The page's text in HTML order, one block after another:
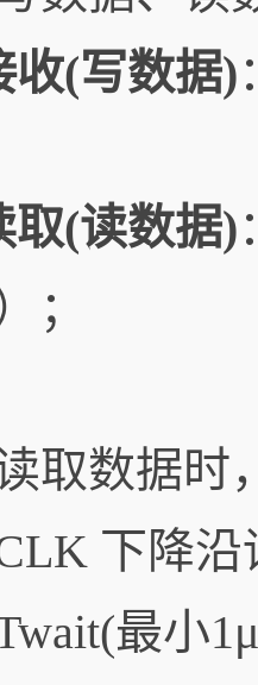
收(写数据)
取(读数据)
；
取数据时
下降
最小